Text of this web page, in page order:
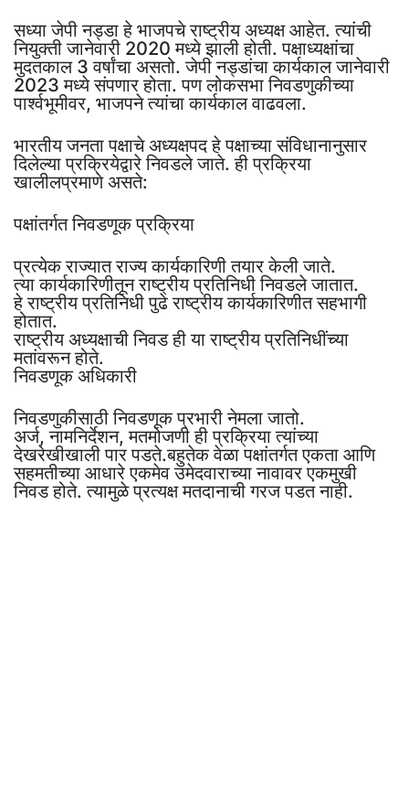
सध्या जेपी नड्डा हे भाजपचे राष्ट्रीय अध्यक्ष आहेत. त्यांची
नियुक्ती जानेवारी 2020 मध्ये झाली होती. पक्षाध्यक्षांचा
मुदतकाल 3 वर्षांचा असतो. जेपी नड्डांचा कार्यकाल जानेवारी
2023 मध्ये संपणार होता. पण लोकसभा निवडणुकीच्या
पार्श्वभूमीवर, भाजपने त्यांचा कार्यकाल वाढवला.
भारतीय जनता पक्षाचे अध्यक्षपद हे पक्षाच्या संविधानानुसार
दिलेल्या प्रक्रियेद्वारे निवडले जाते. ही प्रक्रिया
खालीलप्रमाणे असते:
पक्षांतर्गत निवडणूक प्रक्रिया
प्रत्येक राज्यात राज्य कार्यकारिणी तयार केली जाते.
त्या कार्यकारिणीतून राष्ट्रीय प्रतिनिधी निवडले जातात.
हे राष्ट्रीय प्रतिनिधी पुढे राष्ट्रीय कार्यकारिणीत सहभागी
होतात.
राष्ट्रीय अध्यक्षाची निवड ही या राष्ट्रीय प्रतिनिधींच्या
मतांवरून होते.
निवडणूक अधिकारी
निवडणुकीसाठी निवडणूक प्रभारी नेमला जातो.
अर्ज, नामनिर्देशन, मतमोजणी ही प्रक्रिया त्यांच्या
देखरेखीखाली पार पडते.बहुतेक वेळा पक्षांतर्गत एकता आणि
सहमतीच्या आधारे एकमेव उमेदवाराच्या नावावर एकमुखी
निवड होते. त्यामुळे प्रत्यक्ष मतदानाची गरज पडत नाही.